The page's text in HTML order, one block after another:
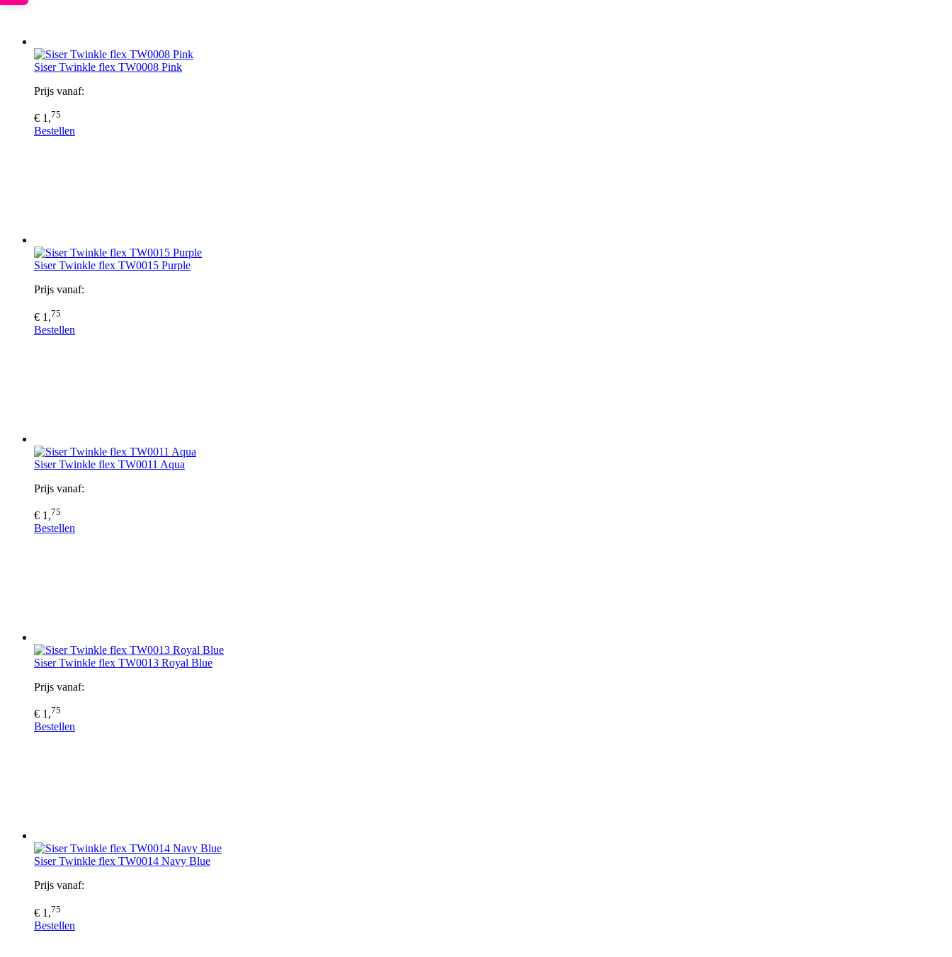
Siser Twinkle flex TW0008 Pink
Prijs vanaf:
€ 1,75
Bestellen
Siser Twinkle flex TW0015 Purple
Prijs vanaf:
€ 1,75
Bestellen
Siser Twinkle flex TW0011 Aqua
Prijs vanaf:
€ 1,75
Bestellen
Siser Twinkle flex TW0013 Royal Blue
Prijs vanaf:
€ 1,75
Bestellen
Siser Twinkle flex TW0014 Navy Blue
Prijs vanaf:
€ 1,75
Bestellen